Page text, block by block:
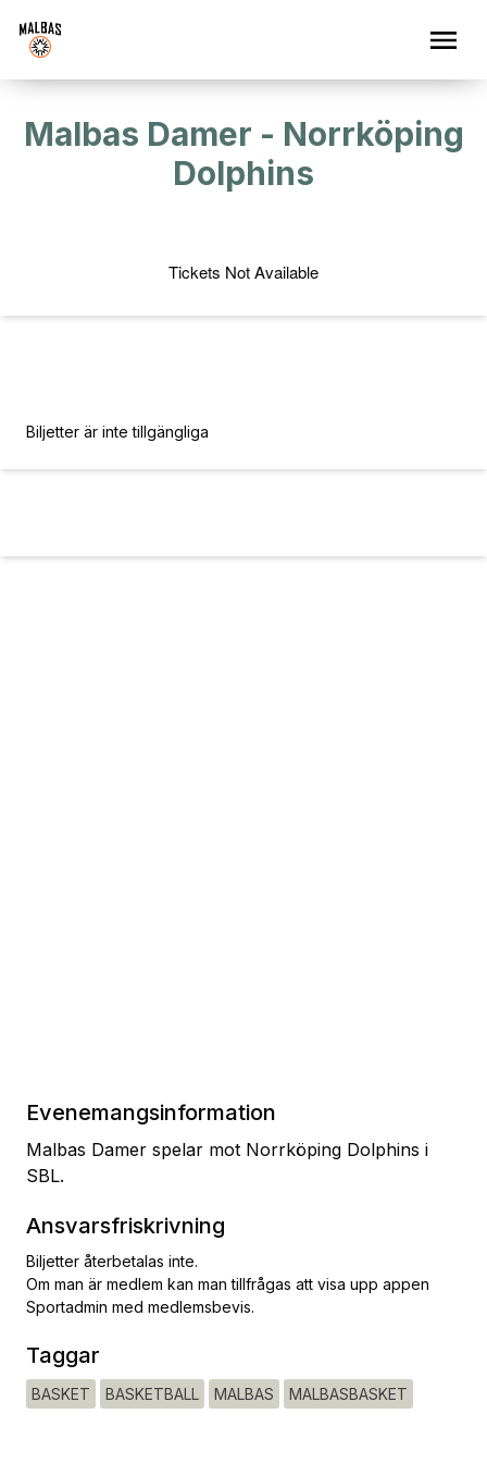
Malbas Damer - Norrköping
Dolphins
Tickets Not Available
Biljetter är inte tillgängliga
Evenemangsinformation
Malbas Damer spelar mot Norrköping Dolphins i
SBL.
Ansvarsfriskrivning
Biljetter återbetalas inte.
Om man är medlem kan man tillfrågas att visa upp appen
Sportadmin med medlemsbevis.
Taggar
BASKET BASKETBALL MALBAS MALBASBASKET